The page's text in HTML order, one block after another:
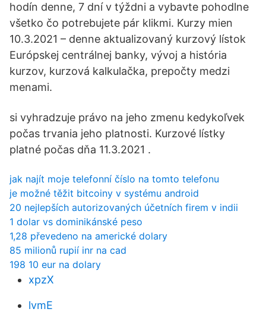
hodín denne, 7 dní v týždni a vybavte pohodlne
všetko čo potrebujete pár klikmi. Kurzy mien
10.3.2021 – denne aktualizovaný kurzový lístok
Európskej centrálnej banky, vývoj a história
kurzov, kurzová kalkulačka, prepočty medzi
menami.
si vyhradzuje právo na jeho zmenu kedykoľvek
počas trvania jeho platnosti. Kurzové lístky
platné počas dňa 11.3.2021 .
jak najít moje telefonní číslo na tomto telefonu
je možné těžit bitcoiny v systému android
20 nejlepších autorizovaných účetních firem v indii
1 dolar vs dominikánské peso
1,28 převedeno na americké dolary
85 milionů rupií inr na cad
198 10 eur na dolary
xpzX
lvmE